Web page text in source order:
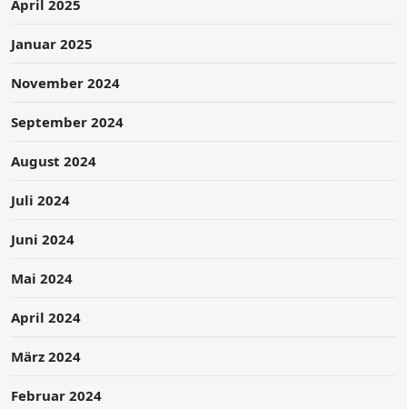
April 2025
Januar 2025
November 2024
September 2024
August 2024
Juli 2024
Juni 2024
Mai 2024
April 2024
März 2024
Februar 2024